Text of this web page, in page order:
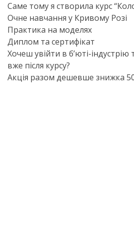
Саме тому я створила курс
Очне навчання у Кривому Розі
Практика на моделях
Диплом та сертифікат
Хочеш увійти в б’юті-індустрію
вже після курсу?
Акція разом дешевше знижка